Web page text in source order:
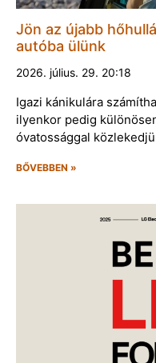
Jön az újabb
autóba ülünk
2026. július. 29. 20:18
Igazi kánikulára
ilyenkor pedig
óvatossággal
BŐVEBBEN »